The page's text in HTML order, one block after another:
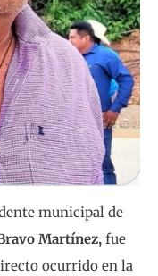
municipal de
Martínez, fue
ocurrido en la